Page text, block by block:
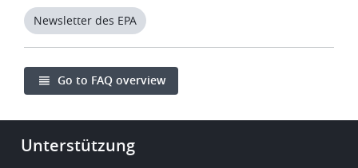
Newsletter des EPA
Go to FAQ overview
Footer
Unterstützung